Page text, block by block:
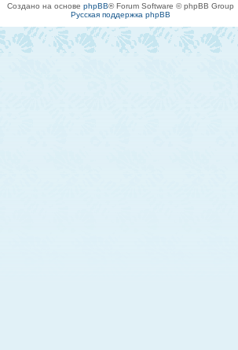
Создано на основе phpBB® Forum Software © phpBB Group
Русская поддержка phpBB